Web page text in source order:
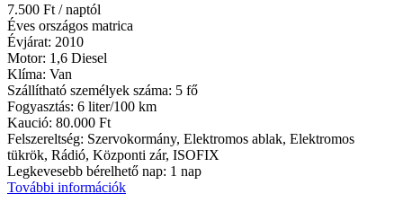
7.500 Ft / naptól
Éves országos matrica
Évjárat: 2010
Motor: 1,6 Diesel
Klíma: Van
Szállítható személyek száma: 5 fő
Fogyasztás: 6 liter/100 km
Kaució: 80.000 Ft
Felszereltség: Szervokormány, Elektromos ablak, Elektromos
tükrök, Rádió, Központi zár, ISOFIX
Legkevesebb bérelhető nap: 1 nap
További információk